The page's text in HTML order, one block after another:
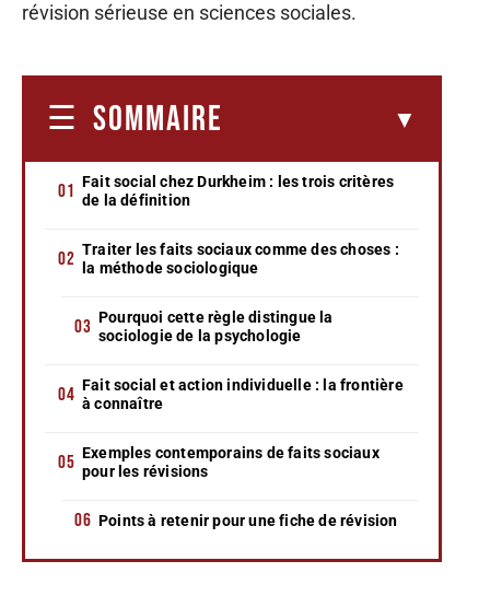
révision sérieuse en sciences sociales.
SOMMAIRE
Fait social chez Durkheim : les trois critères
de la définition
Traiter les faits sociaux comme des choses :
la méthode sociologique
Pourquoi cette règle distingue la
sociologie de la psychologie
Fait social et action individuelle : la frontière
à connaître
Exemples contemporains de faits sociaux
pour les révisions
Points à retenir pour une fiche de révision